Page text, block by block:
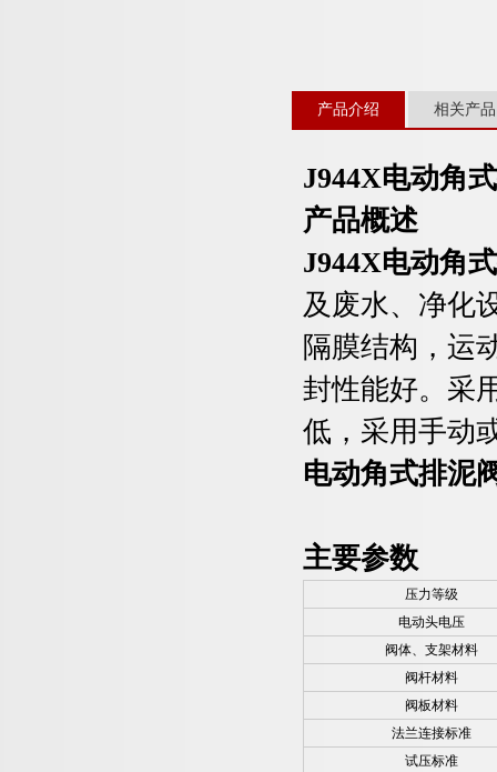
产品介绍 相关产品
J944X电动角
产品概述
J944X电动角
及废水、净化
隔膜结构，运
封性能好。采
低，采用手动
电动角式排泥
主要参数
压力等级
电动头电压
阀体、支架材料
阀杆材料
阀板材料
法兰连接标准
试压标准